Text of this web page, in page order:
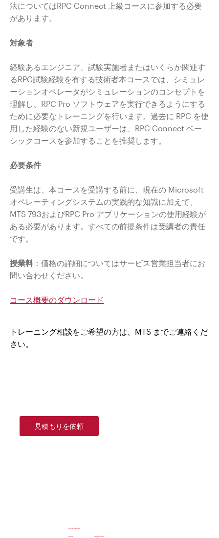
法についてはRPC Connect 上級コースに参加する必要
があります。
対象者
経験あるエンジニア、試験実施者またはいくらか関連す
るRPC試験経験を有する技術者本コースでは、シミュレ
ーションオペレータがシミュレーションのコンセプトを
理解し、RPC Pro ソフトウェアを実行できるようにする
ために必要なトレーニングを行います。過去に RPC を使
用した経験のない新規ユーザーは、RPC Connect ベー
シックコースを参加することを推奨します。
必要条件
受講生は、本コースを受講する前に、現在の Microsoft
オペレーティングシステムの実践的な知識に加えて、
MTS 793およびRPC Pro アプリケーションの使用経験が
ある必要があります。すべての前提条件は受講者の責任
です。
授業料 ：価格の詳細についてはサービス営業担当者にお
問い合わせください。
コース概要のダウンロード
トレーニング相談をご希望の方は、 MTS までご連絡くだ
さい。
見積もりを依頼